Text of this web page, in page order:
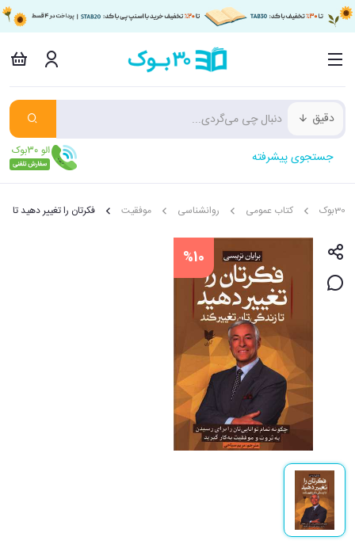
دقیق
جستجوی پیشرفته
30بوک کتاب عمومی روانشناسی موفقیت فکرتان را تغییر دهید تا
%10